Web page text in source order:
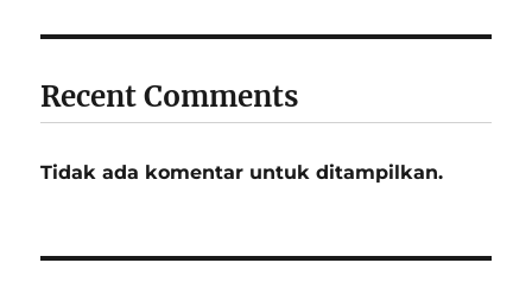
Recent Comments
Tidak ada komentar untuk ditampilkan.